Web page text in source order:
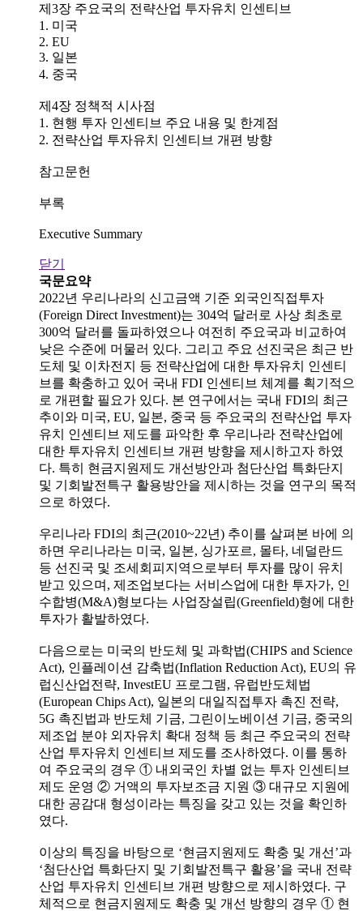
제3장 주요국의 전략산업 투자유치 인센티브
1. 미국
2. EU
3. 일본
4. 중국
제4장 정책적 시사점
1. 현행 투자 인센티브 주요 내용 및 한계점
2. 전략산업 투자유치 인센티브 개편 방향
참고문헌
부록
Executive Summary
닫기
국문요약
2022년 우리나라의 신고금액 기준 외국인직접투자
(Foreign Direct Investment)는 304억 달러로 사상 최초로
300억 달러를 돌파하였으나 여전히 주요국과 비교하여
낮은 수준에 머물러 있다. 그리고 주요 선진국은 최근 반
도체 및 이차전지 등 전략산업에 대한 투자유치 인센티
브를 확충하고 있어 국내 FDI 인센티브 체계를 획기적으
로 개편할 필요가 있다. 본 연구에서는 국내 FDI의 최근
추이와 미국, EU, 일본, 중국 등 주요국의 전략산업 투자
유치 인센티브 제도를 파악한 후 우리나라 전략산업에
대한 투자유치 인센티브 개편 방향을 제시하고자 하였
다. 특히 현금지원제도 개선방안과 첨단산업 특화단지
및 기회발전특구 활용방안을 제시하는 것을 연구의 목적
으로 하였다.
우리나라 FDI의 최근(2010~22년) 추이를 살펴본 바에 의
하면 우리나라는 미국, 일본, 싱가포르, 몰타, 네덜란드
등 선진국 및 조세회피지역으로부터 투자를 많이 유치
받고 있으며, 제조업보다는 서비스업에 대한 투자가, 인
수합병(M&A)형보다는 사업장설립(Greenfield)형에 대한
투자가 활발하였다.
다음으로는 미국의 반도체 및 과학법(CHIPS and Science
Act), 인플레이션 감축법(Inflation Reduction Act), EU의 유
럽신산업전략, InvestEU 프로그램, 유럽반도체법
(European Chips Act), 일본의 대일직접투자 촉진 전략,
5G 촉진법과 반도체 기금, 그린이노베이션 기금, 중국의
제조업 분야 외자유치 확대 정책 등 최근 주요국의 전략
산업 투자유치 인센티브 제도를 조사하였다. 이를 통하
여 주요국의 경우 ① 내외국인 차별 없는 투자 인센티브
제도 운영 ② 거액의 투자보조금 지원 ③ 대규모 지원에
대한 공감대 형성이라는 특징을 갖고 있는 것을 확인하
였다.
이상의 특징을 바탕으로 ‘현금지원제도 확충 및 개선’과
‘첨단산업 특화단지 및 기회발전특구 활용’을 국내 전략
산업 투자유치 인센티브 개편 방향으로 제시하였다. 구
체적으로 현금지원제도 확충 및 개선 방향의 경우 ① 현